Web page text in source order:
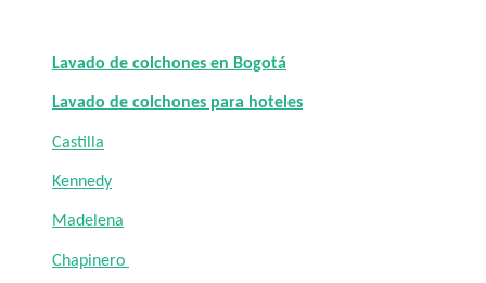
Lavado de colchones en Bogotá
Lavado de colchones para hoteles
Castilla
Kennedy
Madelena
Chapinero